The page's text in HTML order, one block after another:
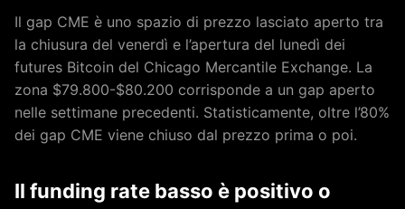
Il gap CME è uno spazio di prezzo lasciato aperto tra
la chiusura del venerdì e l’apertura del lunedì dei
futures Bitcoin del Chicago Mercantile Exchange. La
zona $79.800-$80.200 corrisponde a un gap aperto
nelle settimane precedenti. Statisticamente, oltre l’80%
dei gap CME viene chiuso dal prezzo prima o poi.
Il funding rate basso è positivo o